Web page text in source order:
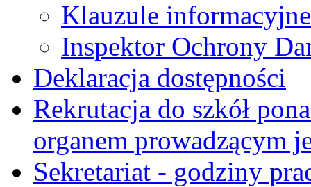
Klauzule
Inspektor Ochrony
Deklaracja dostępności
Rekrutacja do szkół
organem prowadzącym
Sekretariat - godziny